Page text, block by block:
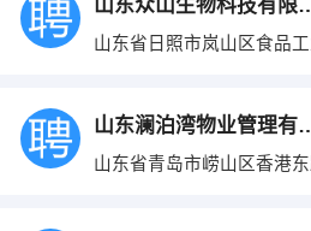
山东众山生物
山东省日照市岚山区食品工
山东澜泊湾物业
山东省青岛市崂山区香港